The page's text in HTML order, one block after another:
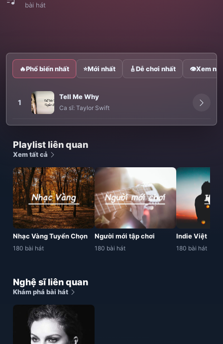
bài hát
🔥Phổ biến nhất ⭐Mới nhất 🎸Dễ chơi nhất 👁Xem
1
Tell Me Why
Ca sĩ: Taylor Swift
Playlist liên quan
Xem tất cả
Nhạc Vàng Tuyển Chọn
180 bài hát
Người mới tập chơi
180 bài hát
Indie Việt
180 bài hát
Nghệ sĩ liên quan
Khám phá bài hát